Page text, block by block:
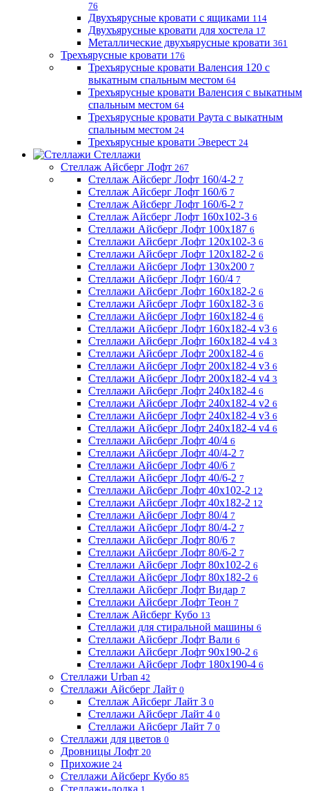
76
Двухъярусные кровати с ящиками 114
Двухъярусные кровати для хостела 17
Металлические двухъярусные кровати 361
Трехъярусные кровати 176
Трехъярусные кровати Валенсия 120 с
выкатным спальным местом 64
Трехъярусные кровати Валенсия с выкатным
спальным местом 64
Трехъярусные кровати Раута с выкатным
спальным местом 24
Трехъярусные кровати Эверест 24
Стеллажи
Стеллаж Айсберг Лофт 267
Стеллаж Айсберг Лофт 160/4-2 7
Стеллаж Айсберг Лофт 160/6 7
Стеллаж Айсберг Лофт 160/6-2 7
Стеллаж Айсберг Лофт 160х102-3 6
Стеллажи Айсберг Лофт 100х187 6
Стеллажи Айсберг Лофт 120х102-3 6
Стеллажи Айсберг Лофт 120х182-2 6
Стеллажи Айсберг Лофт 130х200 7
Стеллажи Айсберг Лофт 160/4 7
Стеллажи Айсберг Лофт 160х182-2 6
Стеллажи Айсберг Лофт 160х182-3 6
Стеллажи Айсберг Лофт 160х182-4 6
Стеллажи Айсберг Лофт 160х182-4 v3 6
Стеллажи Айсберг Лофт 160х182-4 v4 3
Стеллажи Айсберг Лофт 200х182-4 6
Стеллажи Айсберг Лофт 200х182-4 v3 6
Стеллажи Айсберг Лофт 200х182-4 v4 3
Стеллажи Айсберг Лофт 240х182-4 6
Стеллажи Айсберг Лофт 240х182-4 v2 6
Стеллажи Айсберг Лофт 240х182-4 v3 6
Стеллажи Айсберг Лофт 240х182-4 v4 6
Стеллажи Айсберг Лофт 40/4 6
Стеллажи Айсберг Лофт 40/4-2 7
Стеллажи Айсберг Лофт 40/6 7
Стеллажи Айсберг Лофт 40/6-2 7
Стеллажи Айсберг Лофт 40х102-2 12
Стеллажи Айсберг Лофт 40х182-2 12
Стеллажи Айсберг Лофт 80/4 7
Стеллажи Айсберг Лофт 80/4-2 7
Стеллажи Айсберг Лофт 80/6 7
Стеллажи Айсберг Лофт 80/6-2 7
Стеллажи Айсберг Лофт 80х102-2 6
Стеллажи Айсберг Лофт 80х182-2 6
Стеллажи Айсберг Лофт Видар 7
Стеллажи Айсберг Лофт Теон 7
Стеллаж Айсберг Кубо 13
Стеллажи для стиральной машины 6
Стеллажи Айсберг Лофт Вали 6
Стеллажи Айсберг Лофт 90х190-2 6
Стеллажи Айсберг Лофт 180х190-4 6
Стеллажи Urban 42
Стеллажи Айсберг Лайт 0
Стеллаж Айсберг Лайт 3 0
Стеллажи Айсберг Лайт 4 0
Стеллажи Айсберг Лайт 7 0
Стеллажи для цветов 0
Дровницы Лофт 20
Прихожие 24
Стеллажи Айсберг Кубо 85
Стеллажи-лодка